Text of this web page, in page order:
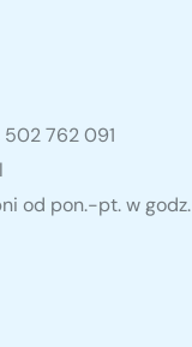
762 091
od pon.-pt. w